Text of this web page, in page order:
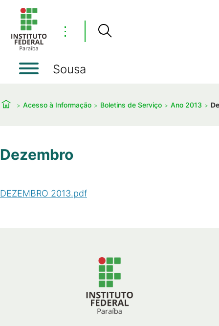
⋮
Sousa
Acesso à Informação Boletins de Serviço Ano 2013
Dezembro
DEZEMBRO 2013.pdf